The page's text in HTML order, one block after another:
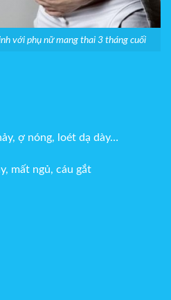
với phụ nữ mang thai 3 tháng cuối
ợ nóng, loét dạ dày…
mất ngủ, cáu gắt